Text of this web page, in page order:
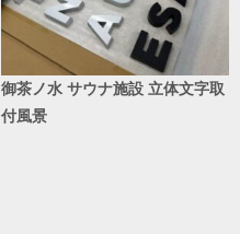
御茶ノ水 サウナ施設 立体文字取
付風景